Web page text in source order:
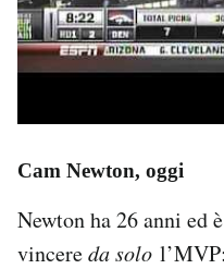
Cam Newton, oggi
Newton ha 26 anni ed
vincereda solo